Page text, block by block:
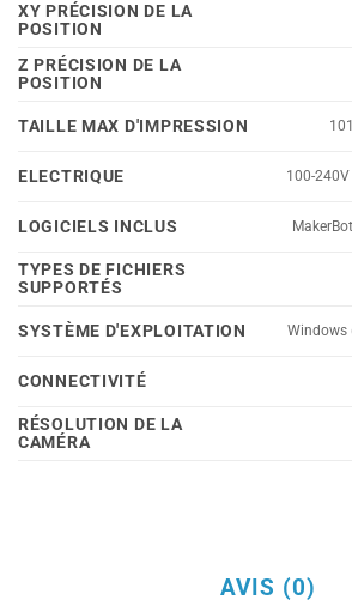
XY PRÉCISION DE LA
POSITION
Z PRÉCISION DE LA
POSITION
TAILLE MAX D'IMPRESSION
ELECTRIQUE 100-240V
LOGICIELS INCLUS
TYPES DE FICHIERS
SUPPORTÉS
SYSTÈME D'EXPLOITATION Windows
CONNECTIVITÉ
RÉSOLUTION DE LA
CAMÉRA
AVIS (0)